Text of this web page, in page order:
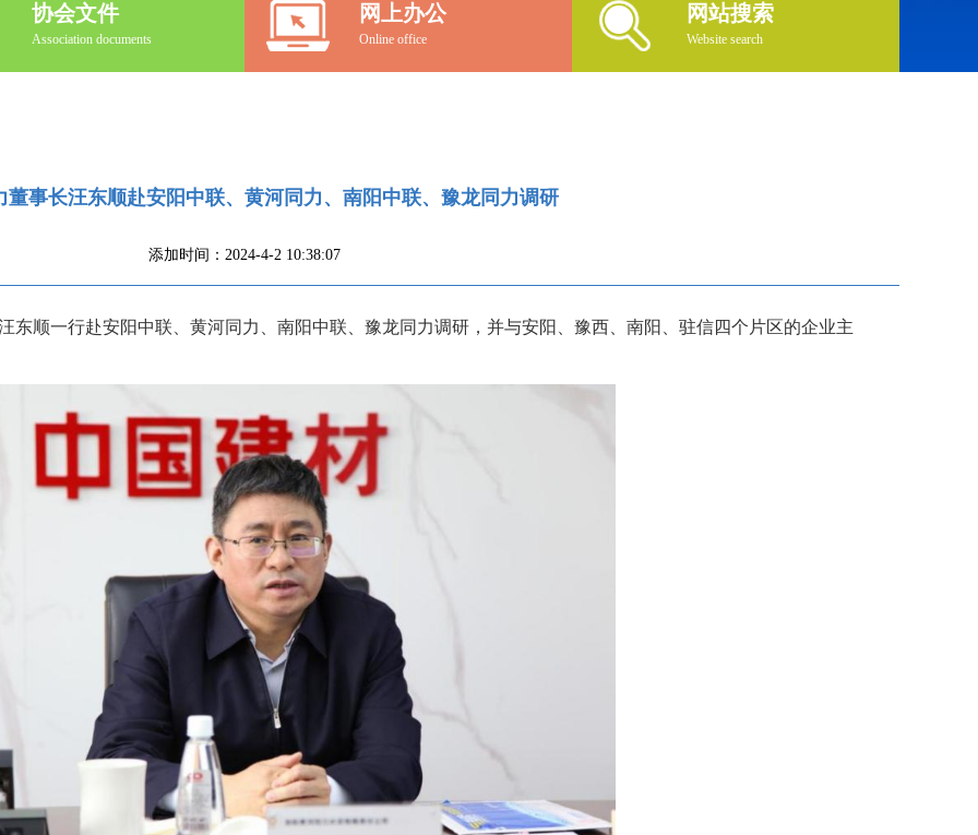
协会文件
Association documents
网上办公
Online office
网站搜索
Website search
董事长汪东顺赴安阳中联、黄河同力、南阳中联、豫龙同力调研
添加时间：2024-4-2 10:38:07
东顺一行赴安阳中联、黄河同力、南阳中联、豫龙同力调研，并与安阳、豫西、南阳、驻信四个片区的企业主